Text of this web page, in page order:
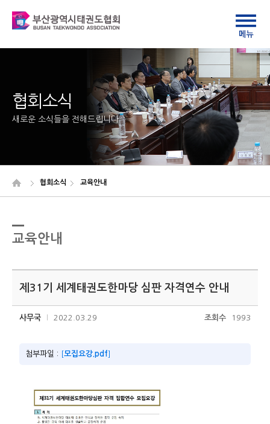
협회소식
새로운 소식들을 전해드립니다
협회소식 교육안내
교육안내
제31기 세계태권도한마당 심판 자격연수 안내
사무국 2022.03.29 조회수 1993
첨부파일 : [모집요강.pdf]